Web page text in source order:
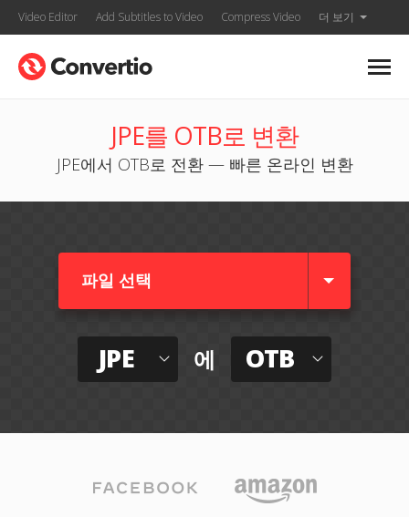
Video Editor Add Subtitles to Video Compress Video 더 보기
JPE를 OTB로 변환
JPE에서 OTB로 전환 — 빠른 온라인 변환
파일 선택
JPE 에 OTB